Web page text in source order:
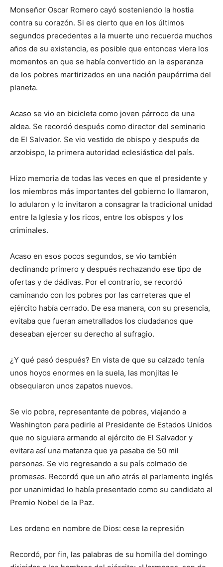
Monseñor Oscar Romero cayó sosteniendo la hostia
contra su corazón. Si es cierto que en los últimos
segundos precedentes a la muerte uno recuerda muchos
años de su existencia, es posible que entonces viera los
momentos en que se había convertido en la esperanza
de los pobres martirizados en una nación paupérrima del
planeta.
Acaso se vio en bicicleta como joven párroco de una
aldea. Se recordó después como director del seminario
de El Salvador. Se vio vestido de obispo y después de
arzobispo, la primera autoridad eclesiástica del país.
Hizo memoria de todas las veces en que el presidente y
los miembros más importantes del gobierno lo llamaron,
lo adularon y lo invitaron a consagrar la tradicional unidad
entre la Iglesia y los ricos, entre los obispos y los
criminales.
Acaso en esos pocos segundos, se vio también
declinando primero y después rechazando ese tipo de
ofertas y de dádivas. Por el contrario, se recordó
caminando con los pobres por las carreteras que el
ejército había cerrado. De esa manera, con su presencia,
evitaba que fueran ametrallados los ciudadanos que
deseaban ejercer su derecho al sufragio.
¿Y qué pasó después? En vista de que su calzado tenía
unos hoyos enormes en la suela, las monjitas le
obsequiaron unos zapatos nuevos.
Se vio pobre, representante de pobres, viajando a
Washington para pedirle al Presidente de Estados Unidos
que no siguiera armando al ejército de El Salvador y
evitara así una matanza que ya pasaba de 50 mil
personas. Se vio regresando a su país colmado de
promesas. Recordó que un año atrás el parlamento inglés
por unanimidad lo había presentado como su candidato al
Premio Nobel de la Paz.
Les ordeno en nombre de Dios: cese la represión
Recordó, por fin, las palabras de su homilía del domingo